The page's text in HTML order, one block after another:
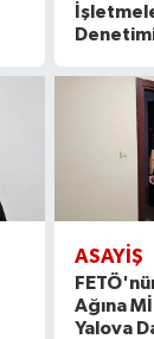
ASAYİŞ
Ağına
Yalova